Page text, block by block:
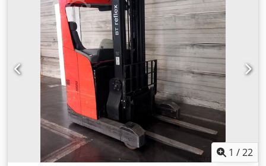
numarası: 6071472 Direk/çatal verileri Direk tipi: - Kaldırma
yüksekliği: 54 mm
1 /22